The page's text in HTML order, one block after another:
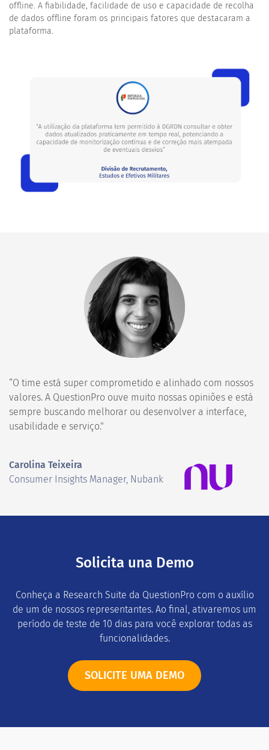
offline. A fiabilidade, facilidade de uso e capacidade de recolha
de dados offline foram os principais fatores que destacaram a
plataforma.
“O time está super comprometido e alinhado com nossos
valores. A QuestionPro ouve muito nossas opiniões e está
sempre buscando melhorar ou desenvolver a interface,
usabilidade e serviço."
Carolina Teixeira
Consumer Insights Manager, Nubank
Solicita una Demo
Conheça a Research Suite da QuestionPro com o auxílio
de um de nossos representantes. Ao final, ativaremos um
período de teste de 10 dias para você explorar todas as
funcionalidades.
SOLICITE UMA DEMO